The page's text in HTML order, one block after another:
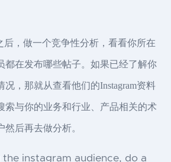
后，做一个竞争性分析，看看你所在
都在发布哪些帖子。如果已经了解你
况，那就从查看他们的Instagram资料
索与你的业务和行业、产品相关的术
后再去做分析。
instagram audience, do a